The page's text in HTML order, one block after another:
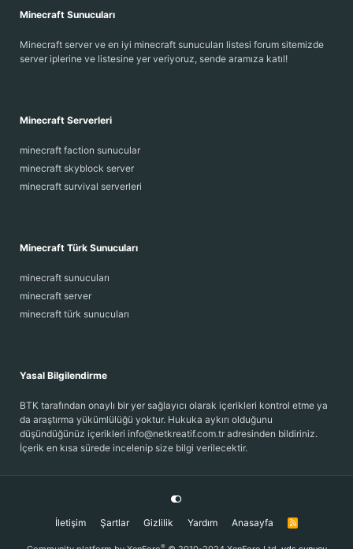
Minecraft Sunucuları
Minecraft server ve en iyi minecraft sunucuları listesi forum sitemizde
server iplerine ve listesine yer veriyoruz, sende aramıza katıl!
Minecraft Serverleri
minecraft faction sunucular
minecraft skyblock server
minecraft survival serverleri
Minecraft Türk Sunucuları
minecraft sunucuları
minecraft server
minecraft türk sunucuları
Yasal Bilgilendirme
BTK tarafından onaylı bir yer sağlayıcı olarak içerikleri kontrol etme ya
da araştırma yükümlülüğü yoktur. Hukuka aykırı olduğunu
düşündüğünüz içerikleri info@netkreatif.com.tr adresinden bildiriniz.
İçerik en kısa sürede incelenip size bilgi verilecektir.
İletişim Şartlar Gizlilik Yardım Anasayfa
R
®